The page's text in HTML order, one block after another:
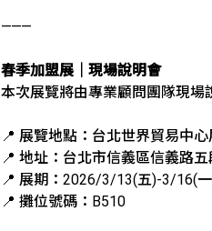
⸻
春季加盟展｜現場說明會
本次展覽將由專業顧問團隊現場
📍 展覽地點：台北世界貿易中
📍 地址：台北市信義區信義路
📍 展期：2026/3/13(五)-3/16(
📍 攤位號碼：B510